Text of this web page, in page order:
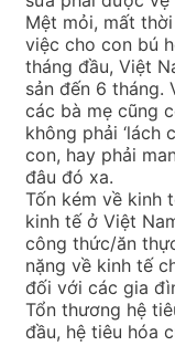
Mệt mỏi, mất
việc cho con bú
tháng đầu, Việt
sản đến 6 tháng.
các bà mẹ cũng
không phải ‘lách
con, hay phải
đâu đó xa.
Tốn kém về kinh
kinh tế ở Việt
công thức/ăn
nặng về kinh tế
đối với các gia
Tổn thương hệ
đầu, hệ tiêu hóa